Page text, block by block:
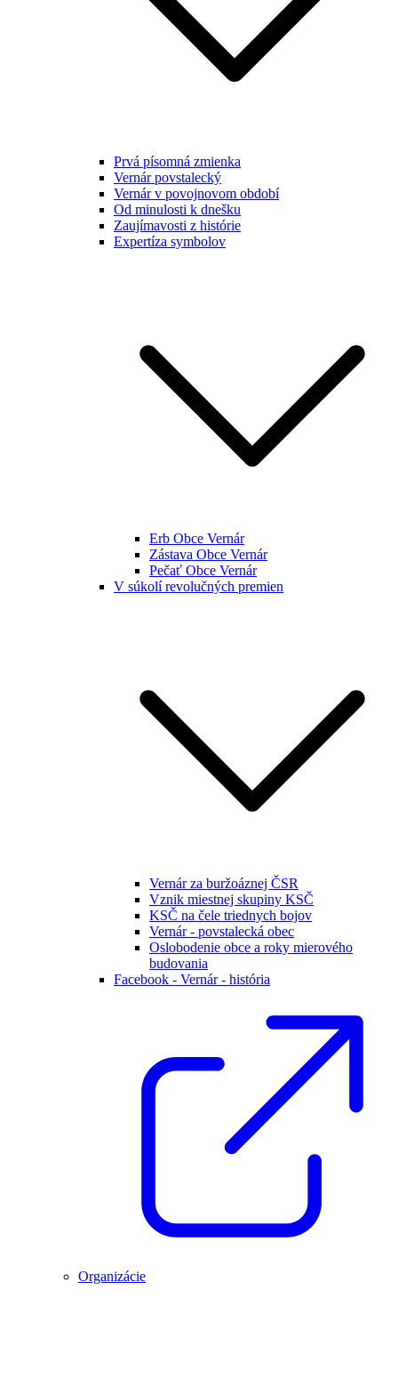
Prvá písomná zmienka
Vernár povstalecký
Vernár v povojnovom období
Od minulosti k dnešku
Zaujímavosti z histórie
Expertíza symbolov
Erb Obce Vernár
Zástava Obce Vernár
Pečať Obce Vernár
V súkolí revolučných premien
Vernár za buržoáznej ČSR
Vznik miestnej skupiny KSČ
KSČ na čele triednych bojov
Vernár - povstalecká obec
Oslobodenie obce a roky mierového
budovania
Facebook - Vernár - história
Organizácie